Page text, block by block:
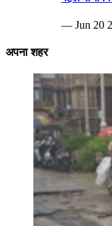
— Jun 20
अपना शहर